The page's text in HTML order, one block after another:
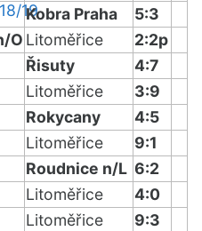
19
Kobra Praha
5:3
O Litoměřice
2:2p
Řisuty
4:7
Litoměřice
3:9
Rokycany
4:5
Litoměřice
9:1
Roudnice n/L 6:2
Litoměřice
4:0
Litoměřice
9:3